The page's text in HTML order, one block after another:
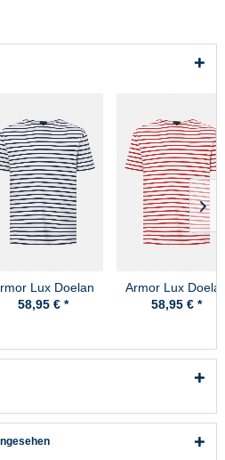
Lux Doelan
weiss-marine
58,95 € *
Armor Lux
58,95 € *